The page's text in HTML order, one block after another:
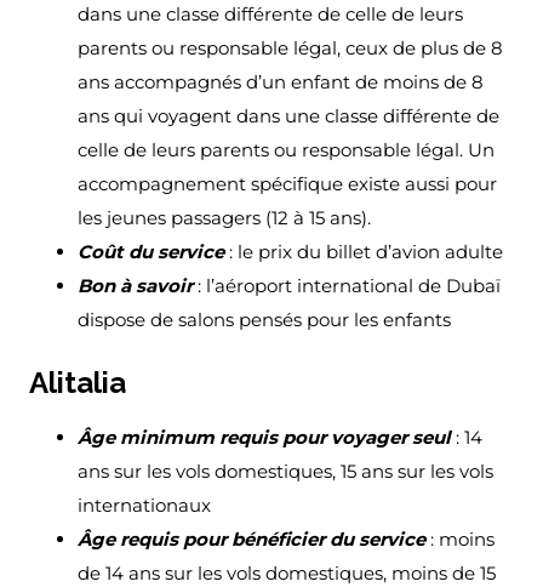
dans une classe différente de celle de leurs
parents ou responsable légal, ceux de plus de 8
ans accompagnés d’un enfant de moins de 8
ans qui voyagent dans une classe différente de
celle de leurs parents ou responsable légal. Un
accompagnement spécifique existe aussi pour
les jeunes passagers (12 à 15 ans).
Coût du service: le prix du billet d’avion adulte
Bon à savoir: l’aéroport international de Dubaï
dispose de salons pensés pour les enfants
Alitalia
Âge minimum requis pour voyager seul: 14
ans sur les vols domestiques, 15 ans sur les vols
internationaux
Âge requis pour bénéficier du service: moins
de 14 ans sur les vols domestiques, moins de 15